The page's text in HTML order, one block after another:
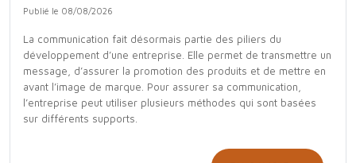
Publié le 08/08/2026
La communication fait désormais partie des piliers du
développement d’une entreprise. Elle permet de transmettre un
message, d’assurer la promotion des produits et de mettre en
avant l’image de marque. Pour assurer sa communication,
l’entreprise peut utiliser plusieurs méthodes qui sont basées
sur différents supports.